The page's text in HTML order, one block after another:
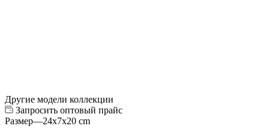
Другие модели коллекции
Запросить оптовый прайс
Размер—24х7х20 cm